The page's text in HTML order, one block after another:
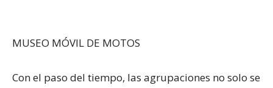
MUSEO MÓVIL DE MOTOS
Con el paso del tiempo, las agrupaciones no solo se